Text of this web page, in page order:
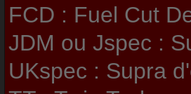
FCD : Fuel Cut
JDM ou Jspec :
UKspec : Supra